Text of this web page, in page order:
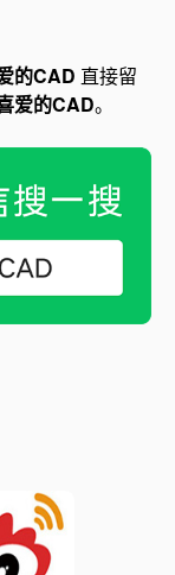
的CAD 直接留
爱的CAD。